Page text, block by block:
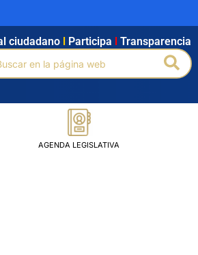
Intranet Búsqueda avanzada
ciudadano Participa Transparencia
AGENDA LEGISLATIVA